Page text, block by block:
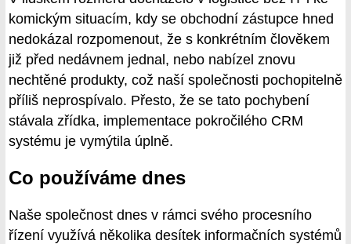
komickým situacím, kdy se obchodní zástupce hned
nedokázal rozpomenout, že s konkrétním člověkem
již před nedávnem jednal, nebo nabízel znovu
nechtěné produkty, což naší společnosti pochopitelně
příliš neprospívalo. Přesto, že se tato pochybení
stávala zřídka, implementace pokročilého CRM
systému je vymýtila úplně.
Co používáme dnes
Naše společnost dnes v rámci svého procesního
řízení využívá několika desítek informačních systémů